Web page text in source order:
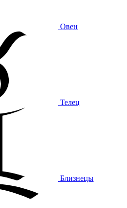
Овен
Телец
Близнецы